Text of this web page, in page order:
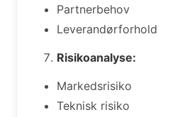
Partnerbehov
Leverandørforhold
Risikoanalyse:
Markedsrisiko
Teknisk risiko